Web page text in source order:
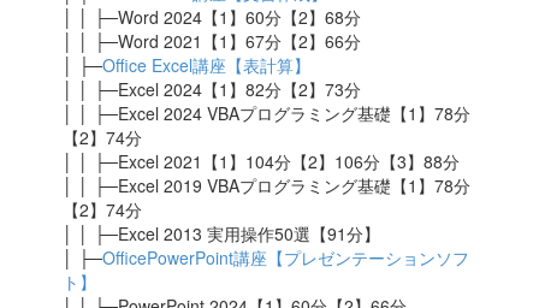
│ │ ├─Word 2024【1】60分【2】68分
│ │ ├─Word 2021【1】67分【2】66分
│ ├─Office Excel講座【表計算】
│ │ ├─Excel 2024 【1】82分【2】73分
│ │ ├─Excel 2024 VBAプログラミング基礎【1】78分
【2】74分
│ │ ├─Excel 2021 【1】104分【2】106分【3】88分
│ │ ├─Excel 2019 VBAプログラミング基礎【1】78分
【2】74分
│ │ ├─Excel 2013 実用操作50選【91分】
│ ├─OfficePowerPoint講座【プレゼンテーションソフ
ト】